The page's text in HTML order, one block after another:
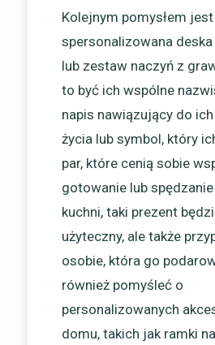
Kolejnym pomysłem jest
spersonalizowana
lub zestaw naczyń z
to być ich wspólne
napis nawiązujący do
życia lub symbol, który
par, które cenią sobie
gotowanie lub
kuchni, taki prezent
użyteczny, ale także
osobie, która go
również pomyśleć o
personalizowanych
domu, takich jak ramki